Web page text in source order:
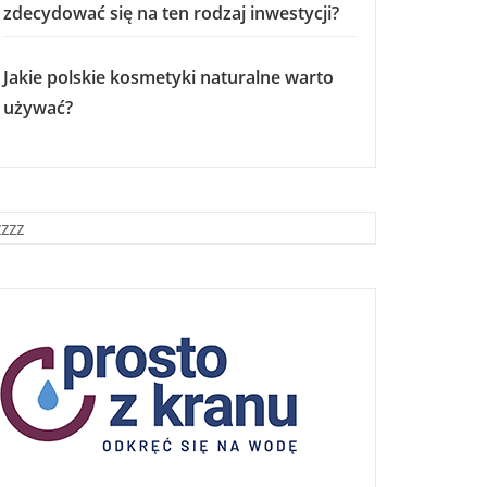
zdecydować się na ten rodzaj inwestycji?
Jakie polskie kosmetyki naturalne warto
używać?